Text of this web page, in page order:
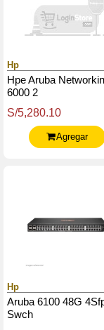
Hp
Hpe Aruba
6000 2
S/5,280.10
Agregar
Hp
Aruba 6100 48G
Swch